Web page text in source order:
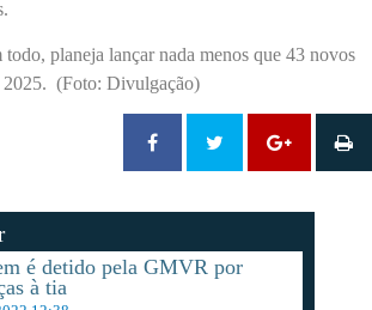
planeja lançar nada menos que 43 novos
2025. (Foto: Divulgação)
é detido pela GMVR por
à tia